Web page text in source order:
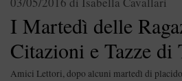
I Martedì delle
Citazioni e Tazze di
Amici Lettori, dopo alcuni martedì di